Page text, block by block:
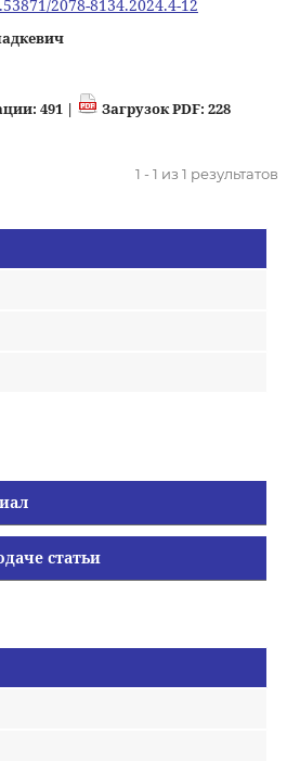
2078-8134.2024.4-12
491 |
Загрузок PDF: 228
1 - 1 из 1 результатов
статьи